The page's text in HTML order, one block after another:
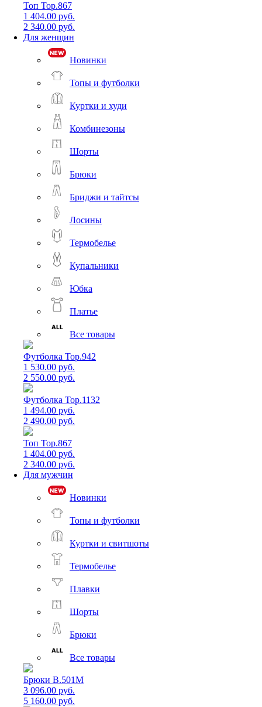
Топ Top.867
1 404.00 руб.
2 340.00 руб.
Для женщин
Новинки
Топы и футболки
Куртки и худи
Комбинезоны
Шорты
Брюки
Бриджи и тайтсы
Лосины
Термобелье
Купальники
Юбка
Платье
Все товары
Футболка Top.942
1 530.00 руб.
2 550.00 руб.
Футболка Top.1132
1 494.00 руб.
2 490.00 руб.
Топ Top.867
1 404.00 руб.
2 340.00 руб.
Для мужчин
Новинки
Топы и футболки
Куртки и свитшоты
Термобелье
Плавки
Шорты
Брюки
Все товары
Брюки B.501M
3 096.00 руб.
5 160.00 руб.